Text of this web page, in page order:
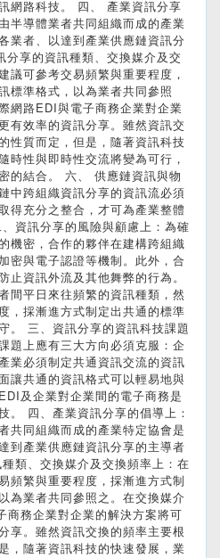
網路科技。 四、 產業資訊分享
半導體業者共同組織而成的產業
業者、以達到產業供應鏈資訊分
享的資訊種類、交換媒介及交
議可參考交易頻繁與重要程度，
標準格式，以為業者共同參照
網路EDI與電子商務企業對企業
有效率的資訊分享。雖然資訊交
性質而定，但是，隨著資訊科技
時性與即時性交流將變為可行，
的結合。 六、 供應鏈資訊與物
中跨組織資訊分享的資訊流必須
得充分之整合，才可為產業整體
資訊分享的風險與顧慮上：為確
機密，合作的夥伴在建構跨組織
密與電子認證等機制。此外，合
止資訊外流及其他舞弊的行為。
間平日來往頻繁的資訊種類，然
，採漸進方式制定出共通的標準
。 三、資訊分享的資訊科技課題
題上應有三大方向必須克服：企
業必須制定共通資訊交流的資訊
讓共通的資訊格式可以輕易地與
及企業對企業間的電子商務是
。 四、產業資訊分享的倡導上：
共同組織而成的產業特定協會是
到產業供應鏈資訊分享的主導者
類、交換媒介及交換頻率上：在
頻繁與重要程度，採漸進方式制
為業者共同參照之。在交換媒介
商務企業對企業的解決方案將可
享。雖然資訊交換的頻率主要根
，隨著資訊科技的快速發展，業